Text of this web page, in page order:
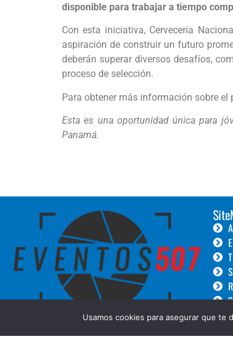
disponible para trabajar a tiempo
Con esta iniciativa, Cervecería
aspiración de construir un futuro
deberán superar diversos desafíos,
proceso de selección.
Para obtener más información sobre el
Esta es una oportunidad única para
Panamá.
Usamos cookies para asegurar que te